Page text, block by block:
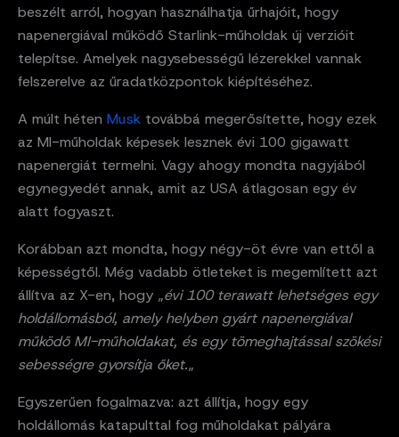
beszélt arról, hogyan használhatja űrhajóit, hogy
napenergiával működő Starlink-műholdak új verzióit
telepítse. Amelyek nagysebességű lézerekkel vannak
felszerelve az űradatközpontok kiépítéséhez.
A múlt héten Musk továbbá megerősítette, hogy ezek
az MI-műholdak képesek lesznek évi 100 gigawatt
napenergiát termelni. Vagy ahogy mondta nagyjából
egynegyedét annak, amit az USA átlagosan egy év
alatt fogyaszt.
Korábban azt mondta, hogy négy-öt évre van ettől a
képességtől. Még vadabb ötleteket is megemlített azt
állítva az X-en, hogy „évi 100 terawatt lehetséges egy
holdállomásból, amely helyben gyárt napenergiával
működő MI-műholdakat, és egy tömeghajtással szökési
sebességre gyorsítja őket.„
Egyszerűen fogalmazva: azt állítja, hogy egy
holdállomás katapulttal fog műholdakat pályára